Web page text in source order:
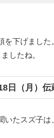
を下げまし
したね。
日（月）伝
いたスズ子